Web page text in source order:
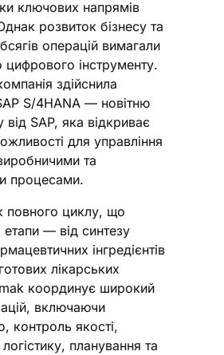
ключових напрямів
розвиток бізнесу та
операцій вимагали
цифрового інструменту.
здійснила
S/4HANA — новітню
від SAP, яка відкриває
для управління
та
процесами.
повного циклу, що
— від синтезу
інгредієнтів
лікарських
координує широкий
включаючи
контроль якості,
планування та